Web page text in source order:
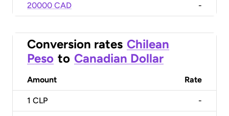
20000 CAD -
Conversion rates Chilean
Peso to Canadian Dollar
Amount Rate
1 CLP -